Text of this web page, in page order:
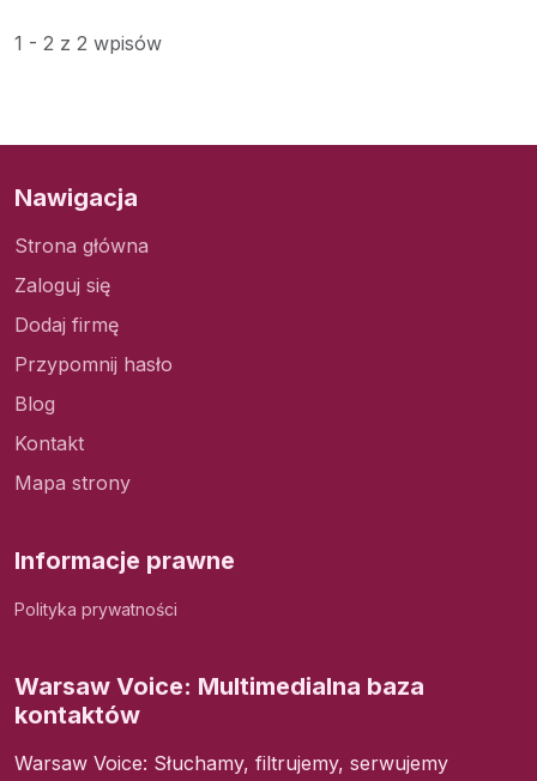
1 - 2 z 2 wpisów
Nawigacja
Strona główna
Zaloguj się
Dodaj firmę
Przypomnij hasło
Blog
Kontakt
Mapa strony
Informacje prawne
Polityka prywatności
Warsaw Voice: Multimedialna baza
kontaktów
Warsaw Voice: Słuchamy, filtrujemy, serwujemy